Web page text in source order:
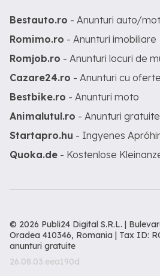
Bestauto.ro - Anunturi auto/
Romimo.ro - Anunturi imobiliare
Romjob.ro - Anunturi locuri de
Cazare24.ro - Anunturi cu
Bestbike.ro - Anunturi moto
Animalutul.ro - Anunturi
Startapro.hu - Ingyenes
Quoka.de - Kostenlose
© 2026 Publi24 Digital S.R.L. |
Oradea 410346, Romania | Tax ID:
anunturi gratuite
26.08.03.eea190d